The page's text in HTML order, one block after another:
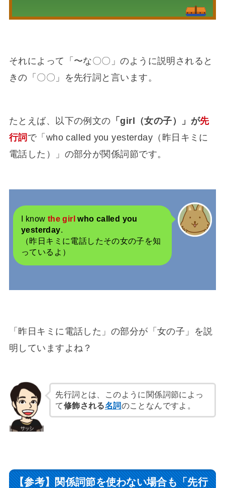
それによって「〜な〇〇」のように説明されると
きの「〇〇」を先行詞と言います。
たとえば、以下の例文の 「girl（女の子）」が先
行詞 で「who called you yesterday（昨日キミに
電話した）」の部分が関係詞節です。
I know the girl who called you
yesterday.
（昨日キミに電話したその女の子を知
っているよ）
「昨日キミに電話した」の部分が「女の子」を説
明していますよね？
先行詞とは、このように関係詞節によっ
て修飾される名詞のことなんですよ。
【参考】関係詞節を使わない場合も「先行